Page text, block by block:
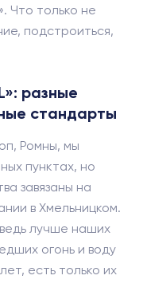
Что только не
подстроиться,
разные
стандарты
Ромны, мы
пунктах, но
завязаны на
в Хмельницком.
лучше наших
огонь и воду
есть только их